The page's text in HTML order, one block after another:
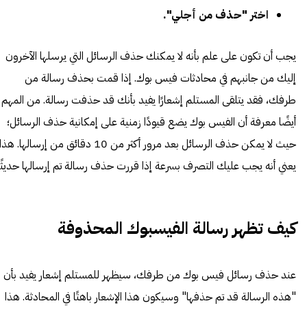
اختر "حذف من أجلي".
يجب أن تكون على علم بأنه لا يمكنك حذف الرسائل التي يرسلها الآخرون
إليك من جانبهم في محادثات فيس بوك. إذا قمت بحذف رسالة من
طرفك، فقد يتلقى المستلم إشعارًا يفيد بأنك قد حذفت رسالة. من المهم
أيضًا معرفة أن الفيس بوك يضع قيودًا زمنية على إمكانية حذف الرسائل؛
حيث لا يمكن حذف الرسائل بعد مرور أكثر من 10 دقائق من إرسالها. هذا
يعني أنه يجب عليك التصرف بسرعة إذا قررت حذف رسالة تم إرسالها
كيف تظهر رسالة الفيسبوك المحذوفة
عند حذف رسائل فيس بوك من طرفك، سيظهر للمستلم إشعار يفيد بأن
"هذه الرسالة قد تم حذفها" وسيكون هذا الإشعار باهتًا في المحادثة. هذا